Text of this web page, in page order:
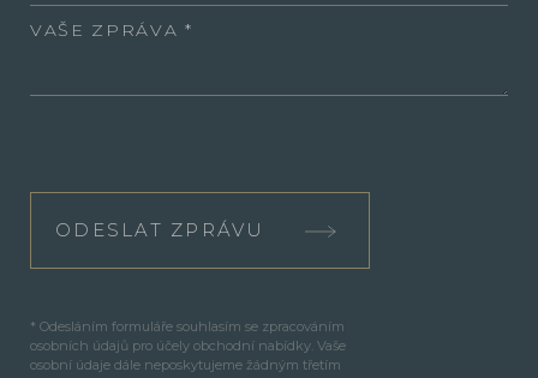
VAŠE ZPRÁVA
ODESLAT ZPRÁVU
* Odesláním formuláře souhlasím se zpracováním
osobních údajů pro účely obchodní nabídky. Vaše
osobní údaje dále neposkytujeme žádným třetím